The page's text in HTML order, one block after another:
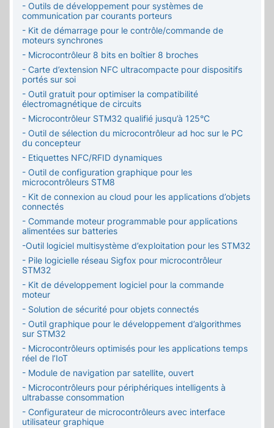
- Outils de développement pour systèmes de
communication par courants porteurs
- Kit de démarrage pour le contrôle/commande de
moteurs synchrones
- Microcontrôleur 8 bits en boîtier 8 broches
- Carte d’extension NFC ultracompacte pour dispositifs
portés sur soi
- Outil gratuit pour optimiser la compatibilité
électromagnétique de circuits
- Microcontrôleur STM32 qualifié jusqu’à 125°C
- Outil de sélection du microcontrôleur ad hoc sur le PC
du concepteur
- Etiquettes NFC/RFID dynamiques
- Outil de configuration graphique pour les
microcontrôleurs STM8
- Kit de connexion au cloud pour les applications d’objets
connectés
- Commande moteur programmable pour applications
alimentées sur batteries
-Outil logiciel multisystème d’exploitation pour les STM32
- Pile logicielle réseau Sigfox pour microcontrôleur
STM32
- Kit de développement logiciel pour la commande
moteur
- Solution de sécurité pour objets connectés
- Outil graphique pour le développement d’algorithmes
sur STM32
- Microcontrôleurs optimisés pour les applications temps
réel de l’IoT
- Module de navigation par satellite, ouvert
- Microcontrôleurs pour périphériques intelligents à
ultrabasse consommation
- Configurateur de microcontrôleurs avec interface
utilisateur graphique